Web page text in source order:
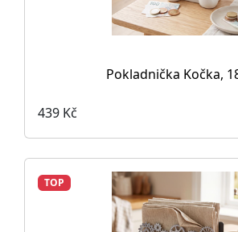
Pokladnička Kočka,
439 Kč
TOP